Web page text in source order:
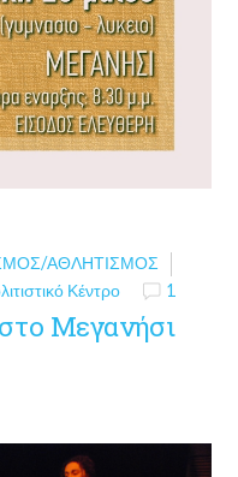
ΑΘΛΗΤΙΣΜΌΣ
Κέντρο 1
Μεγανήσι